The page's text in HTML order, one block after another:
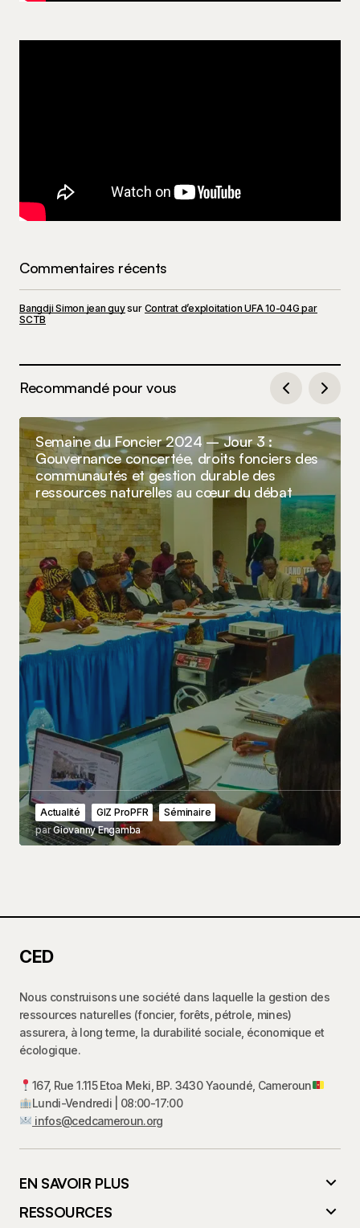
Commentaires récents
Bangdji Simon jean guysur Contrat d’exploitation UFA 10-04G par
SCTB
Recommandé pour vous
Semaine du Foncier 2024 – Jour 3 :
Gouvernance concertée, droits fonciers des
communautés et gestion durable des
ressources naturelles au cœur du débat
Actualité GIZ ProPFR
Séminaire
parGiovanny Engamba
CED
Nous construisons une société dans laquelle la gestion des
ressources naturelles (foncier, forêts, pétrole, mines)
assurera, à long terme, la durabilité sociale, économique et
écologique.
167, Rue 1.115 Etoa Meki, BP. 3430 Yaoundé, Cameroun
Lundi-Vendredi | 08:00-17:00
infos@cedcameroun.org
EN SAVOIR PLUS
RESSOURCES